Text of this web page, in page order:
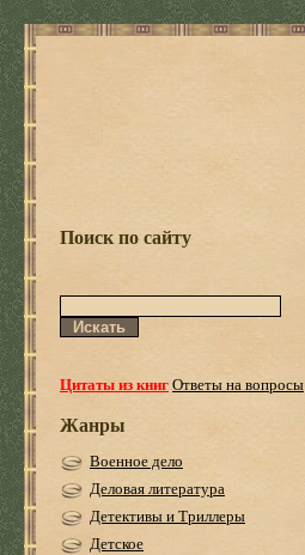
Поиск по сайту
Цитаты из книгОтветы на вопросы
Жанры
Военное дело
Деловая литература
Детективы и Триллеры
Детское